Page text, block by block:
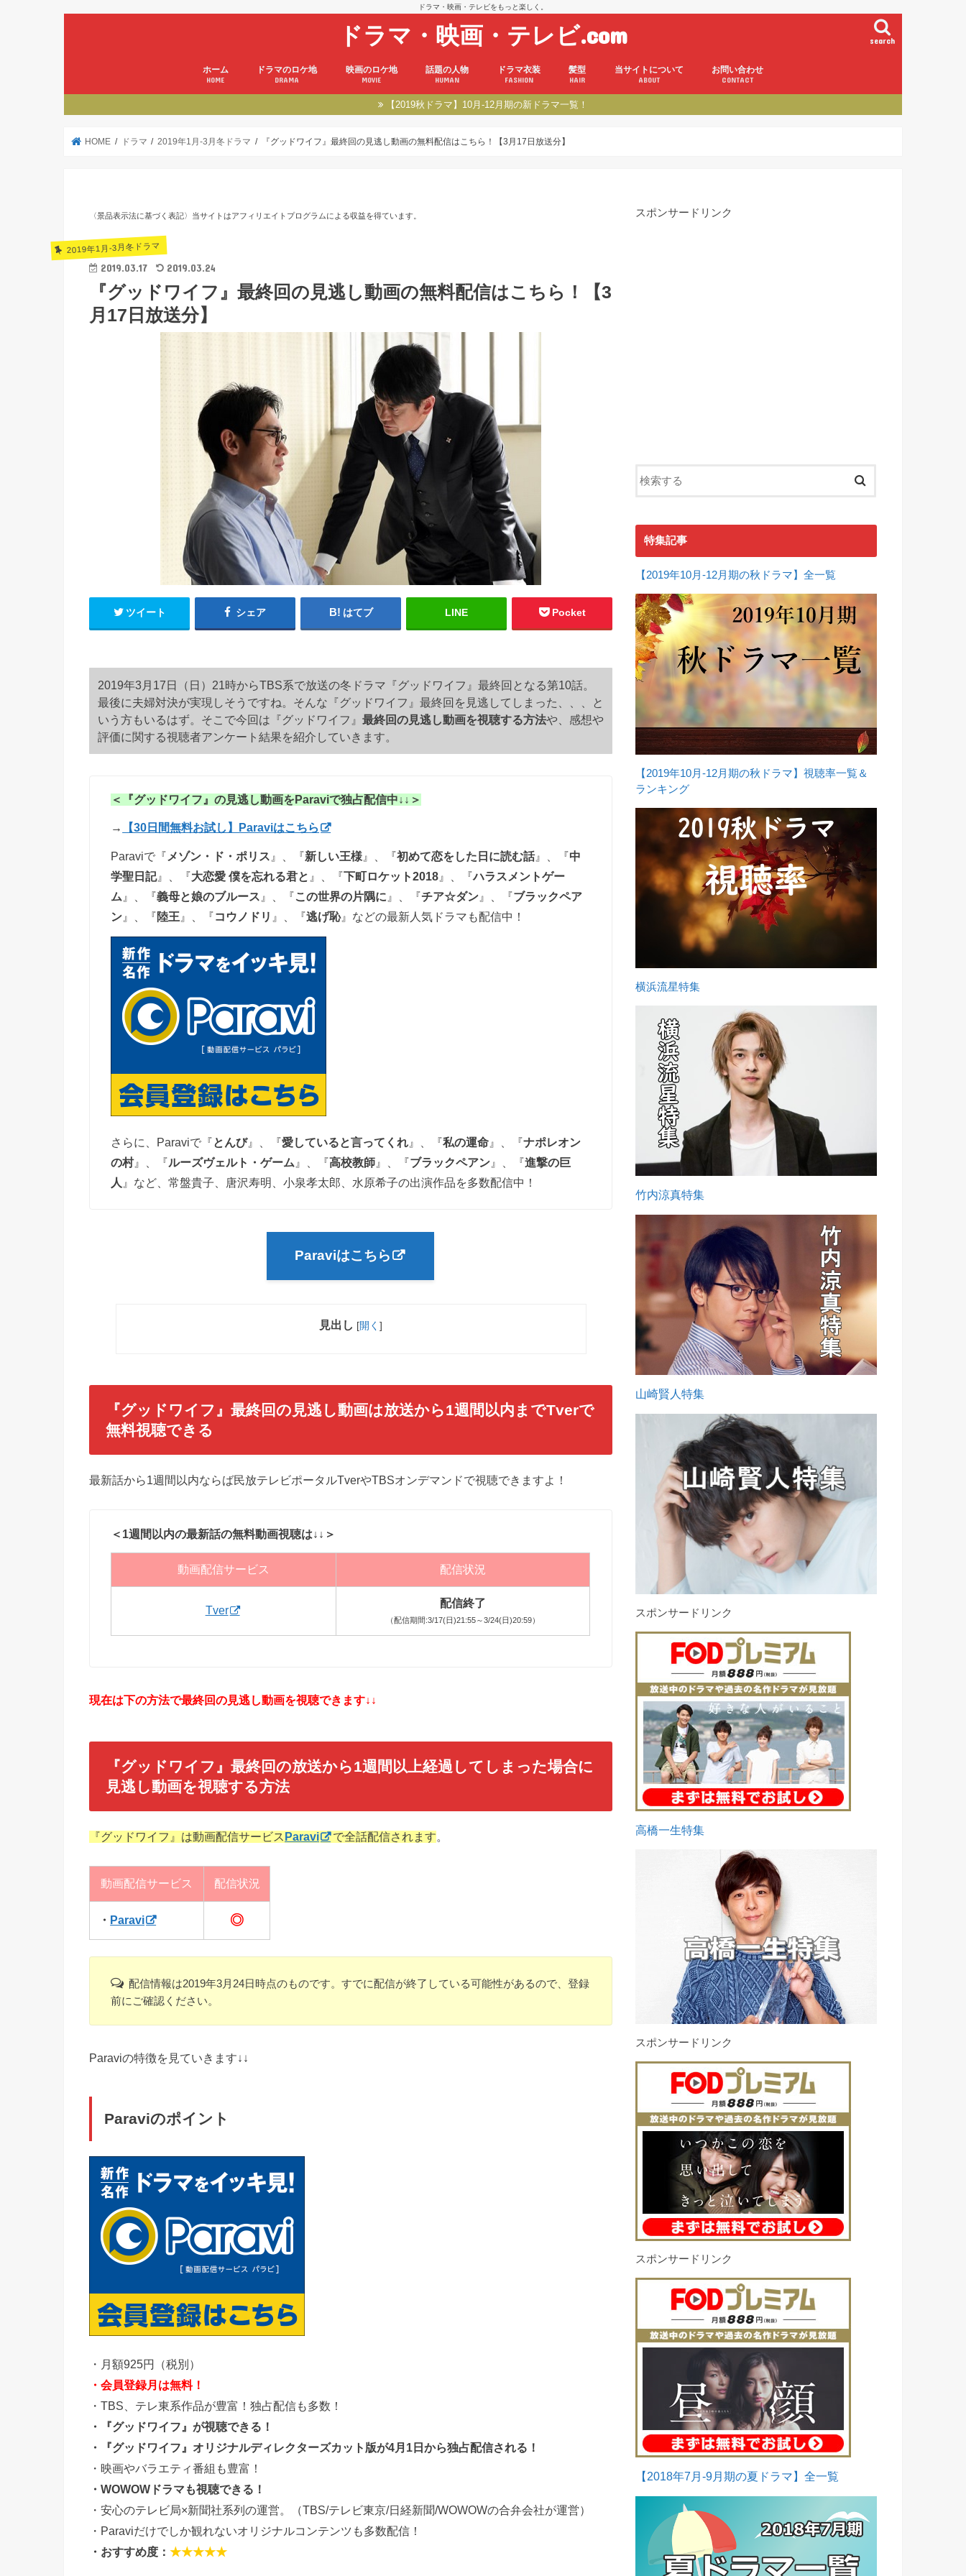
ドラマ・映画・テレビをもっと楽しく。
ドラマ・映画・テレビ.com search
ホーム
HOME
ドラマのロケ地
DRAMA
映画のロケ地
MOVIE
話題の人物
HUMAN
ドラマ衣装
FASHION
髪型
HAIR
当サイトについて
ABOUT
お問い合わせ
CONTACT
【2019秋ドラマ】10月-12月期の新ドラマ一覧！
HOME ドラマ 2019年1月-3月冬ドラマ 『グッドワイフ』最終回の見逃し動画の無料配信はこちら！【3月17日放送分】
〈景品表示法に基づく表記〉当サイトはアフィリエイトプログラムによる収益を得ています。
2019年1月-3月冬ドラマ
2019.03.17 2019.03.24
『グッドワイフ』最終回の見逃し動画の無料配信はこちら！【3
月17日放送分】
ツイート シェア はてブ LINE Pocket
2019年3月17日（日）21時からTBS系で放送の冬ドラマ『グッドワイフ』最終回となる第10話。
最後に夫婦対決が実現しそうですね。そんな『グッドワイフ』最終回を見逃してしまった、、、と
いう方もいるはず。そこで今回は『グッドワイフ』 最終回の見逃し動画を視聴する方法や、感想や
評価に関する視聴者アンケート結果を紹介していきます。
＜『グッドワイフ』の見逃し動画をParaviで独占配信中↓↓＞
→ 【30日間無料お試し】Paraviはこちら
Paraviで『 メゾン・ド・ポリス 』、『新しい王様 』、『初めて恋をした日に読む話』、『中
学聖日記』、『大恋愛 僕を忘れる君と 』、 『下町ロケット2018 』、『ハラスメントゲー
ム 』、『義母と娘のブルース 』、『この世界の片隅に 』、『チア☆ダン 』、『ブラックペア
ン 』、『陸王 』、『コウノドリ 』、『逃げ恥』 などの最新人気ドラマも配信中！
さらに、Paraviで『とんび』、『愛していると言ってくれ 』、『私の運命 』、『ナポレオン
の村』、『ルーズヴェルト・ゲーム 』、『高校教師 』、『ブラックペアン 』、『進撃の巨
人 』など、常盤貴子、唐沢寿明、小泉孝太郎、水原希子の出演作品を多数配信中！
Paraviはこちら
見出し [開く ]
『グッドワイフ』最終回の見逃し動画は放送から1週間以内までTverで
無料視聴できる
最新話から1週間以内ならば民放テレビポータルTverやTBSオンデマンドで視聴できますよ！
＜1週間以内の最新話の無料動画視聴は↓↓＞
動画配信サービス 配信状況
Tver
配信終了
（配信期間:3/17(日)21:55～3/24(日)20:59）
現在は下の方法で最終回の見逃し動画を視聴できます↓↓
『グッドワイフ』最終回の放送から1週間以上経過してしまった場合に
見逃し動画を視聴する方法
『グッドワイフ』は動画配信サービス Paravi で全話配信されます。
動画配信サービス 配信状況
・ Paravi ◎
配信情報は2019年3月24日時点のものです。すでに配信が終了している可能性があるので、登録
前にご確認ください。
Paraviの特徴を見ていきます↓↓
Paraviのポイント
・月額925円（税別）
・会員登録月は無料！
・TBS、テレ東系作品が豊富！独占配信も多数！
・『グッドワイフ』が視聴できる！
・『グッドワイフ』オリジナルディレクターズカット版が4月1日から独占配信される！
・映画やバラエティ番組も豊富！
・WOWOWドラマも視聴できる！
・安心のテレビ局×新聞社系列の運営。（TBS/テレビ東京/日経新聞/WOWOWの合弁会社が運営）
・Paraviだけでしか観れないオリジナルコンテンツも多数配信！
・おすすめ度： ★★★★★
スポンサードリンク
特集記事
【2019年10月-12月期の秋ドラマ】全一覧
【2019年10月-12月期の秋ドラマ】視聴率一覧＆
ランキング
横浜流星特集
竹内涼真特集
山崎賢人特集
スポンサードリンク
高橋一生特集
スポンサードリンク
スポンサードリンク
【2018年7月-9月期の夏ドラマ】全一覧